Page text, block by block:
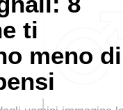
ti
meno di